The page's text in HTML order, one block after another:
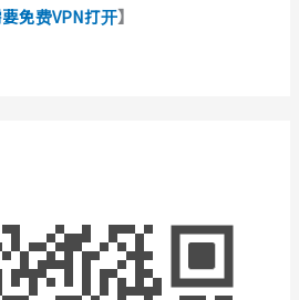
免费VPN打开】